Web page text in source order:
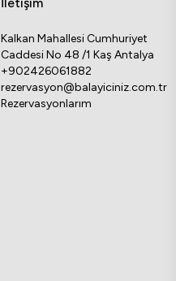
İletişim
Kalkan Mahallesi Cumhuriyet
Caddesi No 48 /1 Kaş Antalya
+902426061882
rezervasyon@balayiciniz.com.tr
Rezervasyonlarım